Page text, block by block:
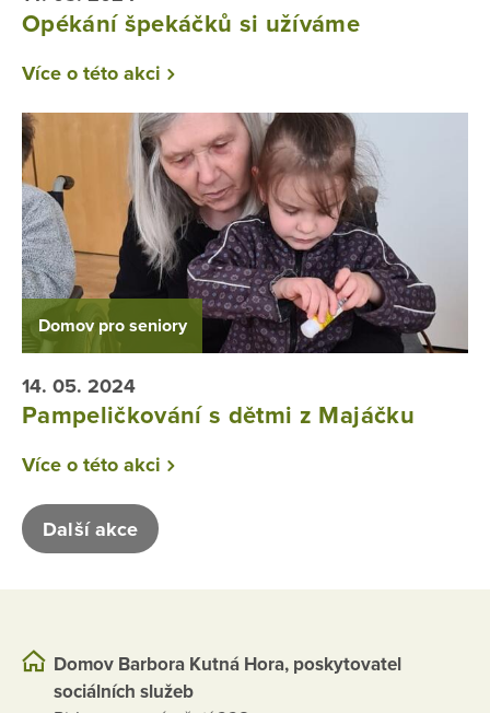
Opékání špekáčků si užíváme
Více o této akci
Domov pro seniory
14. 05. 2024
Pampeličkování s dětmi z Majáčku
Více o této akci
Další akce
Domov Barbora Kutná Hora, poskytovatel
sociálních služeb